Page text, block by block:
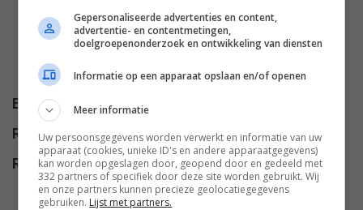
Walker,Luke Evans,Lindsey
Shaw,Adelaide Clemens
George
Murdoch.
Budget
$ 29.000.000
Release
08.09.2012
Release DVD
17.02.2015
Gepersonaliseerde advertenties en content,
advertentie- en contentmetingen,
doelgroepenonderzoek en ontwikkeling van diensten
Informatie op een apparaat opslaan en/of openen
Meer informatie
Uw persoonsgegevens worden verwerkt en informatie van uw
apparaat (cookies, unieke ID's en andere apparaatgegevens)
kan worden opgeslagen door, geopend door en gedeeld met
332 partners of specifiek door deze site worden gebruikt. Wij
en onze partners kunnen precieze geolocatiegegevens
gebruiken. Lijst met partners.